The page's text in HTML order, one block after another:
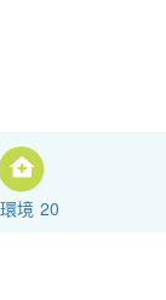
境 20